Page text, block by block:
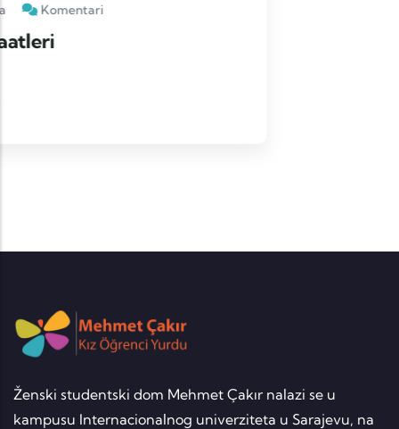
SedefBosnia
Duyuru Detayları
Ženski studentski dom Mehmet Çakır nalazi se u
kampusu Internacionalnog univerziteta u Sarajevu, na